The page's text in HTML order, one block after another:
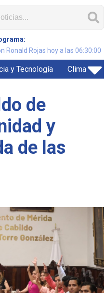
Ronald Rojas hoy a las 06:30:00
y Tecnología Clima
de
y
de las